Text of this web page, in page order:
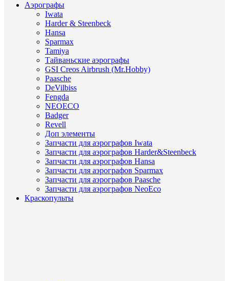
Аэрографы
Iwata
Harder & Steenbeck
Hansa
Sparmax
Tamiya
Тайваньские аэрографы
GSI Creos Airbrush (Mr.Hobby)
Paasche
DeVilbiss
Fengda
NEOECO
Badger
Revell
Доп элементы
Запчасти для аэрографов Iwata
Запчасти для аэрографов Harder&Steenbeck
Запчасти для аэрографов Hansa
Запчасти для аэрографов Sparmax
Запчасти для аэрографов Paasche
Запчасти для аэрографов NeoEco
Краскопульты